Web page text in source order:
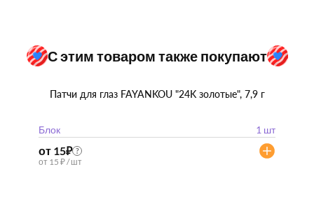
С этим товаром также покупают
Патчи для глаз FAYANKOU "24K золотые", 7,9 г
Блок 1 шт
от 15₽ ?
от 15 ₽ / шт